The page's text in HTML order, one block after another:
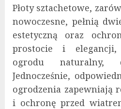
Płoty sztachetowe,
nowoczesne, pełnią
estetyczną oraz
prostocie i
ogrodu naturalny,
Jednocześnie,
ogrodzenia zapewniają
i ochronę przed